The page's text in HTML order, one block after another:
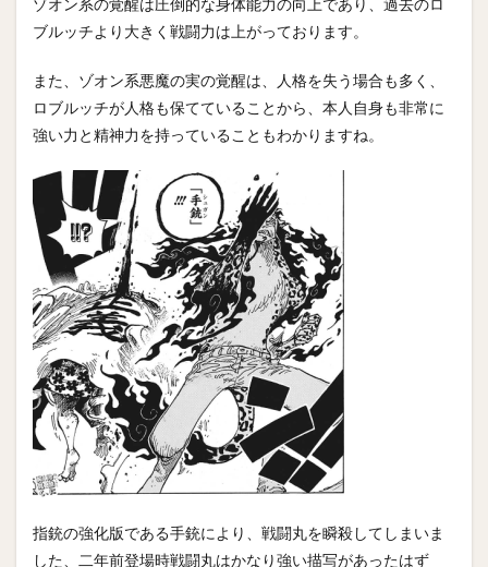
ゾオン系の覚醒は圧倒的な身体能力の向上であり、過去のロ
ブルッチより大きく戦闘力は上がっております。
また、ゾオン系悪魔の実の覚醒は、人格を失う場合も多く、
ロブルッチが人格も保てていることから、本人自身も非常に
強い力と精神力を持っていることもわかりますね。
指銃の強化版である手銃により、戦闘丸を瞬殺してしまいま
した、二年前登場時戦闘丸はかなり強い描写があったはず